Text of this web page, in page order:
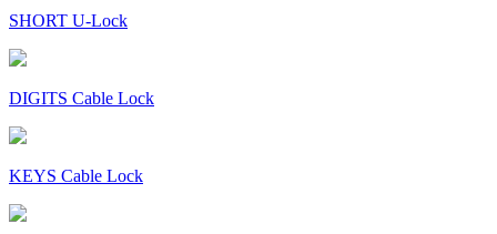
SHORT U-Lock
DIGITS Cable Lock
KEYS Cable Lock